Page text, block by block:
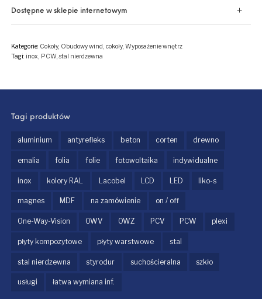
Dostępne w sklepie internetowym
Kategorie: Cokoły, Obudowy wind, cokoły, Wyposażenie wnętrz
Tagi: inox, PCW,stal nierdzewna
Tagi produktów
aluminium antyrefleks beton corten drewno
emalia folia folie fotowoltaika indywidualne
inox kolory RAL Lacobel LCD LED liko-s
magnes MDF na zamówienie on / off
One-Way-Vision OWV OWZ PCV PCW plexi
płyty kompozytowe płyty warstwowe stal
stal nierdzewna styrodur suchościeralna szkło
usługi łatwa wymiana inf.